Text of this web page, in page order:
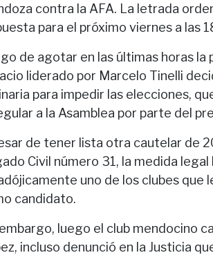
contra la AFA. La letrada
para el próximo viernes a las
de agotar en las últimas horas
liderado por Marcelo Tinelli
para impedir las elecciones,
a la Asamblea por parte del
de tener lista otra cautelar de
Civil número 31, la medida
uno de los clubes que
candidato.
luego el club mendocino
incluso denunció en la Justicia